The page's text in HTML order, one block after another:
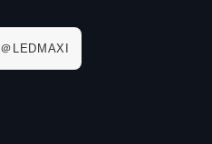
＠LEDMAXI